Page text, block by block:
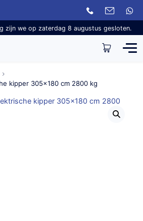
zijn we op zaterdag 8 augustus gesloten.
kipper 305×180 cm 2800 kg